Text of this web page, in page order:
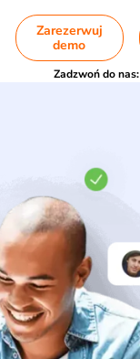
Zarezerwuj
demo
Zadzwoń do nas: